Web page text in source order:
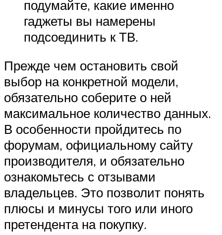
подумайте, какие именно
гаджеты вы намерены
подсоединить к ТВ.
Прежде чем остановить свой
выбор на конкретной модели,
обязательно соберите о ней
максимальное количество данных.
В особенности пройдитесь по
форумам, официальному сайту
производителя, и обязательно
ознакомьтесь с отзывами
владельцев. Это позволит понять
плюсы и минусы того или иного
претендента на покупку.